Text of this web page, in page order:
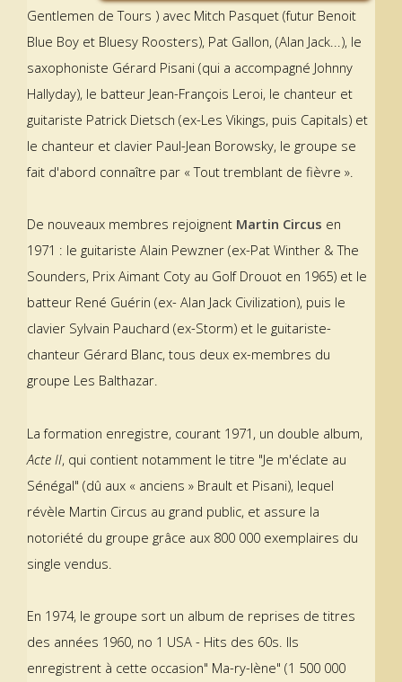
Gentlemen de Tours ) avec Mitch Pasquet (futur Benoit
Blue Boy et Bluesy Roosters), Pat Gallon, (Alan Jack...), le
saxophoniste Gérard Pisani (qui a accompagné Johnny
Hallyday), le batteur Jean-François Leroi, le chanteur et
guitariste Patrick Dietsch (ex-Les Vikings, puis Capitals) et
le chanteur et clavier Paul-Jean Borowsky, le groupe se
fait d'abord connaître par « Tout tremblant de fièvre ».
De nouveaux membres rejoignent Martin Circus en
1971 : le guitariste Alain Pewzner (ex-Pat Winther & The
Sounders, Prix Aimant Coty au Golf Drouot en 1965) et le
batteur René Guérin (ex- Alan Jack Civilization), puis le
clavier Sylvain Pauchard (ex-Storm) et le guitariste-
chanteur Gérard Blanc, tous deux ex-membres du
groupe Les Balthazar.
La formation enregistre, courant 1971, un double album,
Acte II, qui contient notamment le titre "Je m'éclate au
Sénégal" (dû aux « anciens » Brault et Pisani), lequel
révèle Martin Circus au grand public, et assure la
notoriété du groupe grâce aux 800 000 exemplaires du
single vendus.
En 1974, le groupe sort un album de reprises de titres
des années 1960, no 1 USA - Hits des 60s. Ils
enregistrent à cette occasion" Ma-ry-lène" (1 500 000